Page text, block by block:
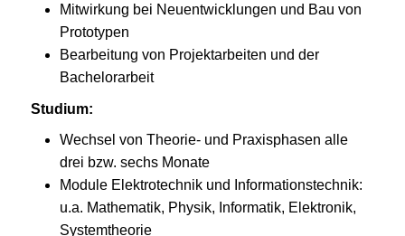
Mitwirkung bei Neuentwicklungen und Bau von
Prototypen
Bearbeitung von Projektarbeiten und der
Bachelorarbeit
Studium:
Wechsel von Theorie- und Praxisphasen alle
drei bzw. sechs Monate
Module Elektrotechnik und Informationstechnik:
u.a. Mathematik, Physik, Informatik, Elektronik,
Systemtheorie